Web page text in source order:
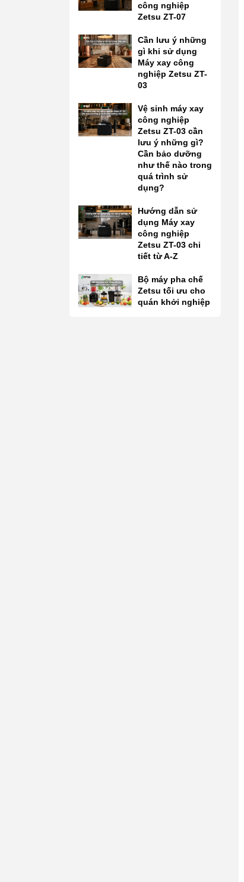
công nghiệp
Zetsu ZT-07
Cần lưu ý những
gì khi sử dụng
Máy xay công
nghiệp Zetsu ZT-
03
Vệ sinh máy xay
công nghiệp
Zetsu ZT-03 cần
lưu ý những gì?
Cần bảo dưỡng
như thế nào trong
quá trình sử
dụng?
Hướng dẫn sử
dụng Máy xay
công nghiệp
Zetsu ZT-03 chi
tiết từ A-Z
Bộ máy pha chế
Zetsu tối ưu cho
quán khởi nghiệp